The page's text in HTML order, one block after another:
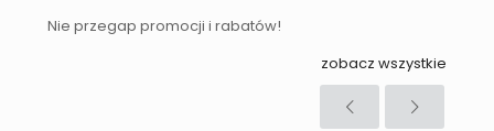
Nie przegap promocji i rabatów!
zobacz wszystkie